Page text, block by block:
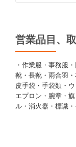
営業品目、
・作業服・事務服
靴・長靴・雨合羽
皮手袋・手袋類・
エプロン・腕章・
ル・消火器・標識